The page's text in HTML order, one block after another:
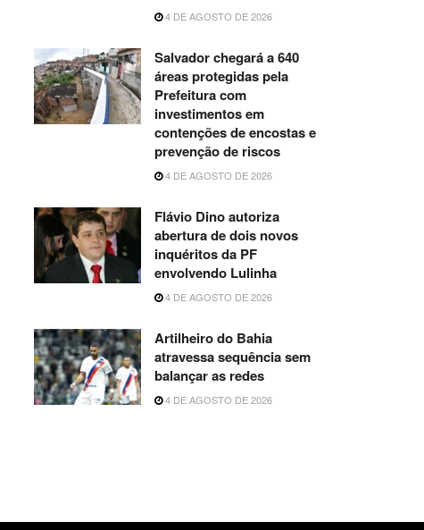
4 DE AGOSTO DE 2026
Salvador chegará a 640
áreas protegidas pela
Prefeitura com
investimentos em
contenções de encostas e
prevenção de riscos
4 DE AGOSTO DE 2026
Flávio Dino autoriza
abertura de dois novos
inquéritos da PF
envolvendo Lulinha
4 DE AGOSTO DE 2026
Artilheiro do Bahia
atravessa sequência sem
balançar as redes
4 DE AGOSTO DE 2026